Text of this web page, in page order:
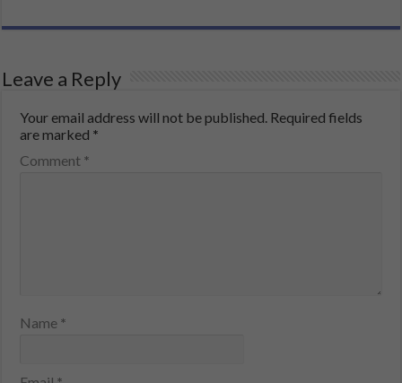
Leave a Reply
Your email address will not be published. Required fields
are marked *
Comment *
Name *